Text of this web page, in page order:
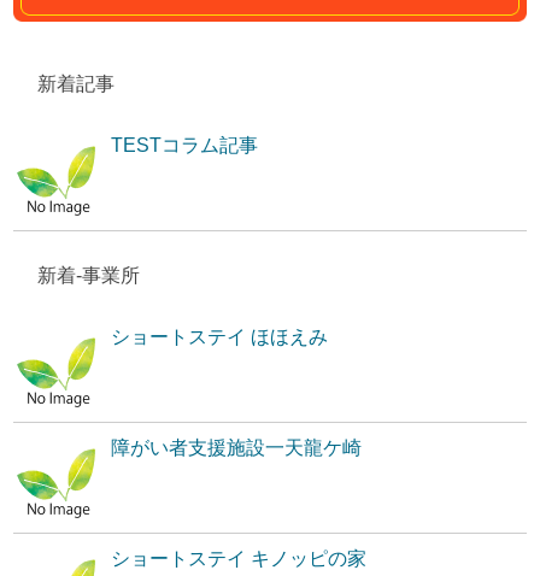
新着記事
TESTコラム記事
新着-事業所
ショートステイ ほほえみ
障がい者支援施設一天龍ケ崎
ショートステイ キノッピの家